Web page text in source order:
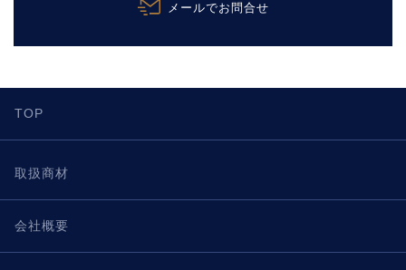
メールでお問合せ
TOP
取扱商材
会社概要